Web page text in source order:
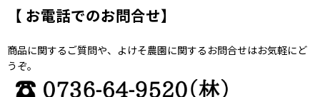
【 お電話でのお問合せ】
商品に関するご質問や、よけそ農園に関するお問合せはお気軽にど
うぞ。